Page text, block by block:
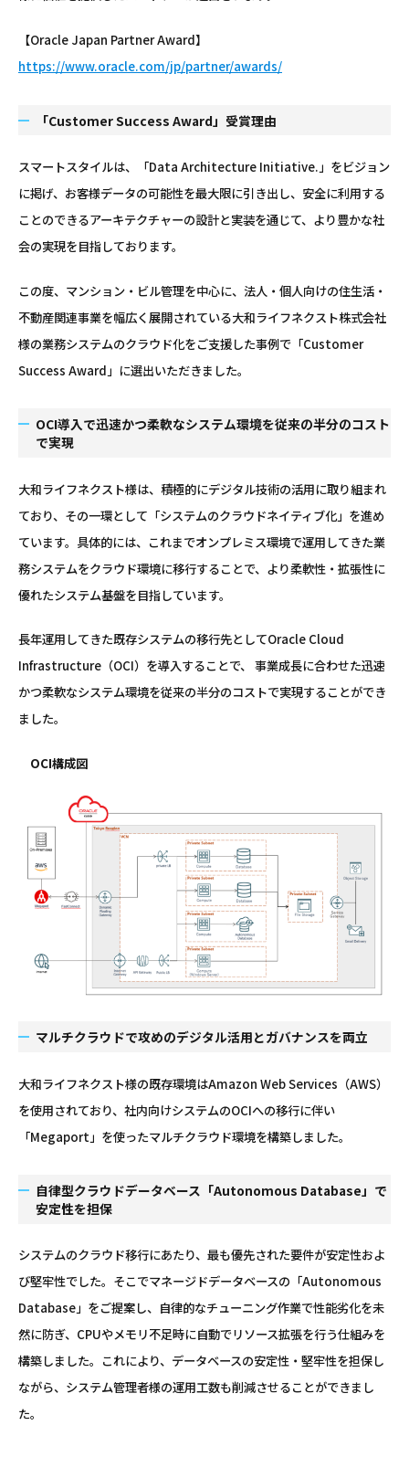
【Oracle Japan Partner Award】
https://www.oracle.com/jp/partner/awards/
「Customer Success Award」受賞理由
スマートスタイルは、「Data Architecture Initiative.」をビジョン
に掲げ、お客様データの可能性を最大限に引き出し、安全に利用する
ことのできるアーキテクチャーの設計と実装を通じて、より豊かな社
会の実現を目指しております。
この度、マンション・ビル管理を中心に、法人・個人向けの住生活・
不動産関連事業を幅広く展開されている大和ライフネクスト株式会社
様の業務システムのクラウド化をご支援した事例で「Customer
Success Award」に選出いただきました。
OCI導入で迅速かつ柔軟なシステム環境を従来の半分のコスト
で実現
大和ライフネクスト様は、積極的にデジタル技術の活用に取り組まれ
ており、その一環として「システムのクラウドネイティブ化」を進め
ています。具体的には、これまでオンプレミス環境で運用してきた業
務システムをクラウド環境に移行することで、より柔軟性・拡張性に
優れたシステム基盤を目指しています。
長年運用してきた既存システムの移行先としてOracle Cloud
Infrastructure（OCI）を導入することで、 事業成長に合わせた迅速
かつ柔軟なシステム環境を従来の半分のコストで実現することができ
ました。
OCI構成図
マルチクラウドで攻めのデジタル活用とガバナンスを両立
大和ライフネクスト様の既存環境はAmazon Web Services（AWS）
を使用されており、社内向けシステムのOCIへの移行に伴い
「Megaport」を使ったマルチクラウド環境を構築しました。
自律型クラウドデータベース「Autonomous Database」で
安定性を担保
システムのクラウド移行にあたり、最も優先された要件が安定性およ
び堅牢性でした。そこでマネージドデータベースの「Autonomous
Database」をご提案し、自律的なチューニング作業で性能劣化を未
然に防ぎ、CPUやメモリ不足時に自動でリソース拡張を行う仕組みを
構築しました。これにより、データベースの安定性・堅牢性を担保し
ながら、システム管理者様の運用工数も削減させることができまし
た。